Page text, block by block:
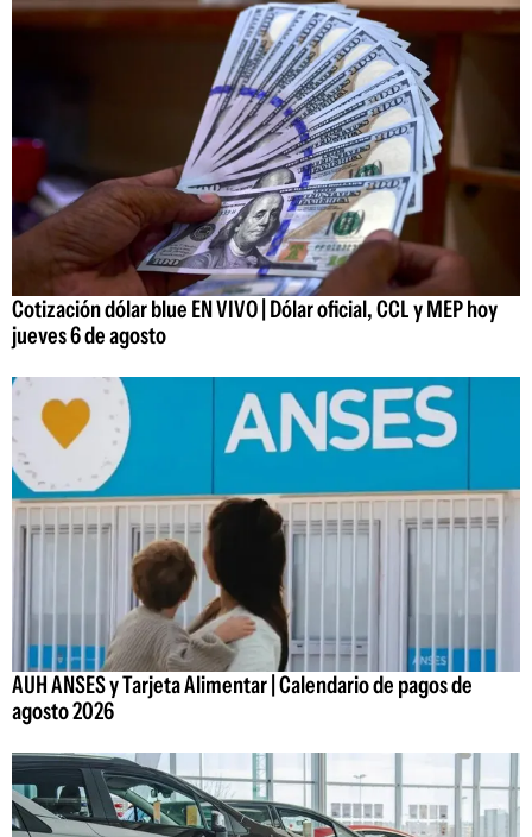
Cotización dólar blue EN VIVO | Dólar oficial, CCL y MEP hoy
jueves 6 de agosto
AUH ANSES y Tarjeta Alimentar | Calendario de pagos de
agosto 2026